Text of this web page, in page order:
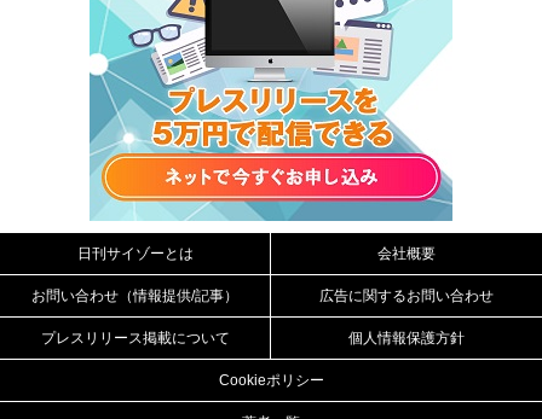
日刊サイゾーとは 会社概要
お問い合わせ（情報提供/記事） 広告に関するお問い合わせ
プレスリリース掲載について 個人情報保護方針
Cookieポリシー